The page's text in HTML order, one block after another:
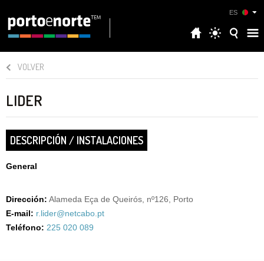
ES
VOLVER
LIDER
DESCRIPCIÓN / INSTALACIONES
General
Dirección: Alameda Eça de Queirós, nº126, Porto
E-mail: r.lider@netcabo.pt
Teléfono: 225 020 089